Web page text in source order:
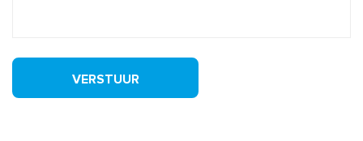
VERSTUUR